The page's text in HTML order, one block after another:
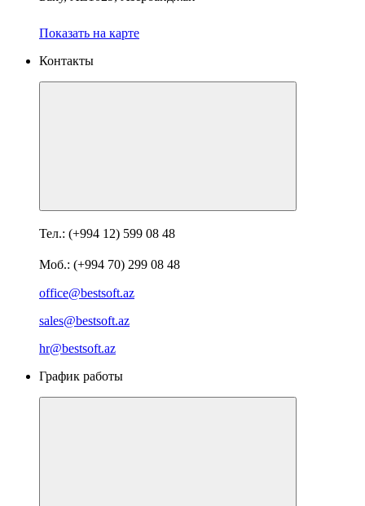
Показать на карте
Контакты
Тел.: (+994 12) 599 08 48
Моб.: (+994 70) 299 08 48
office@bestsoft.az
sales@bestsoft.az
hr@bestsoft.az
График работы